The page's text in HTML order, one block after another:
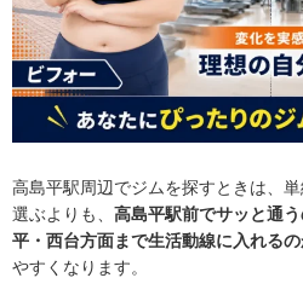
高島平駅周辺でジムを探すときは、
選ぶよりも、 高島平駅前でサッと通
平・西台方面まで生活動線に入れる
やすくなります。